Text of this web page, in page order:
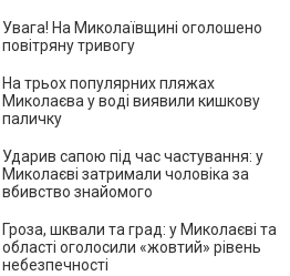
Увага! На Миколаївщині оголошено
повітряну тривогу
На трьох популярних пляжах
Миколаєва у воді виявили кишкову
паличку
Ударив сапою під час частування: у
Миколаєві затримали чоловіка за
вбивство знайомого
Гроза, шквали та град: у Миколаєві та
області оголосили «жовтий» рівень
небезпечності